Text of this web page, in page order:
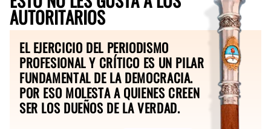
AUTORITARIOS
EL EJERCICIO DEL PERIODISMO
PROFESIONAL Y CRÍTICO ES UN PILAR
FUNDAMENTAL DE LA DEMOCRACIA.
POR ESO MOLESTA A QUIENES CREEN
SER LOS DUEÑOS DE LA VERDAD.